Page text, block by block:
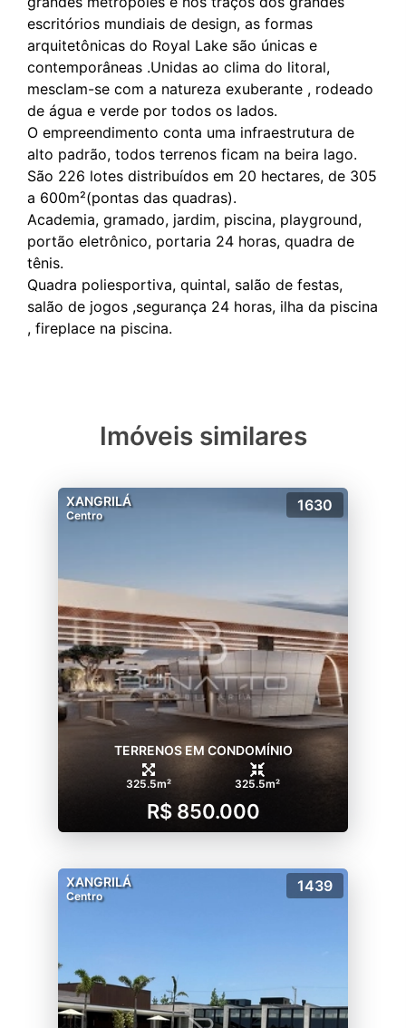
escritórios mundiais de design, as formas
arquitetônicas do Royal Lake são únicas e
contemporâneas .Unidas ao clima do litoral,
mesclam-se com a natureza exuberante , rodeado
de água e verde por todos os lados.
O empreendimento conta uma infraestrutura de
alto padrão, todos terrenos ficam na beira lago.
São 226 lotes distribuídos em 20 hectares, de 305
a 600m²(pontas das quadras).
Academia, gramado, jardim, piscina, playground,
portão eletrônico, portaria 24 horas, quadra de
tênis.
Quadra poliesportiva, quintal, salão de festas,
salão de jogos ,segurança 24 horas, ilha da piscina
Imóveis similares
XANGRILÁ
Centro
1630
TERRENOS EM CONDOMÍNIO
325.5m² 325.5m²
R$ 850.000
XANGRILÁ
Centro
1439